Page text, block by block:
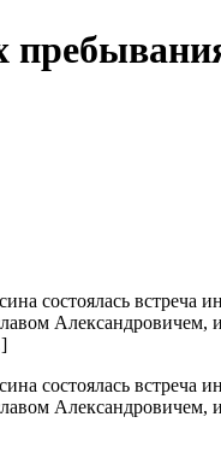
состоялась встреча
Александровичем, и
состоялась встреча
Александровичем, и